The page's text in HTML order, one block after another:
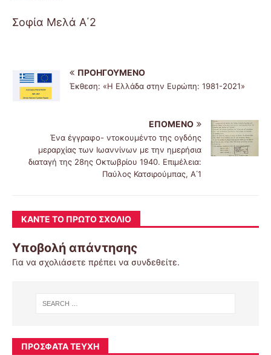
Σοφία Μελά Α΄2
ΠΡΟΗΓΟΎΜΕΝΟ
Έκθεση: «Η Ελλάδα στην Ευρώπη: 1981-2021»
ΕΠΌΜΕΝΟ
Ένα έγγραφο- ντοκουμέντο της ογδόης
μεραρχίας των Ιωαννίνων με την ημερήσια
διαταγή της 28ης Οκτωβρίου 1940. Επιμέλεια:
Παύλος Κατσιρούμπας, Α΄1
ΚΆΝΤΕ ΤΟ ΠΡΏΤΟ ΣΧΌΛΙΟ
Υποβολή απάντησης
Για να σχολιάσετε πρέπει να συνδεθείτε.
ΠΡΌΣΦΑΤΑ ΤΕΎΧΗ